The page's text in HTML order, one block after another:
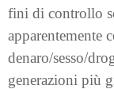
fini di controllo
apparentemente
denaro/sesso/
generazioni più